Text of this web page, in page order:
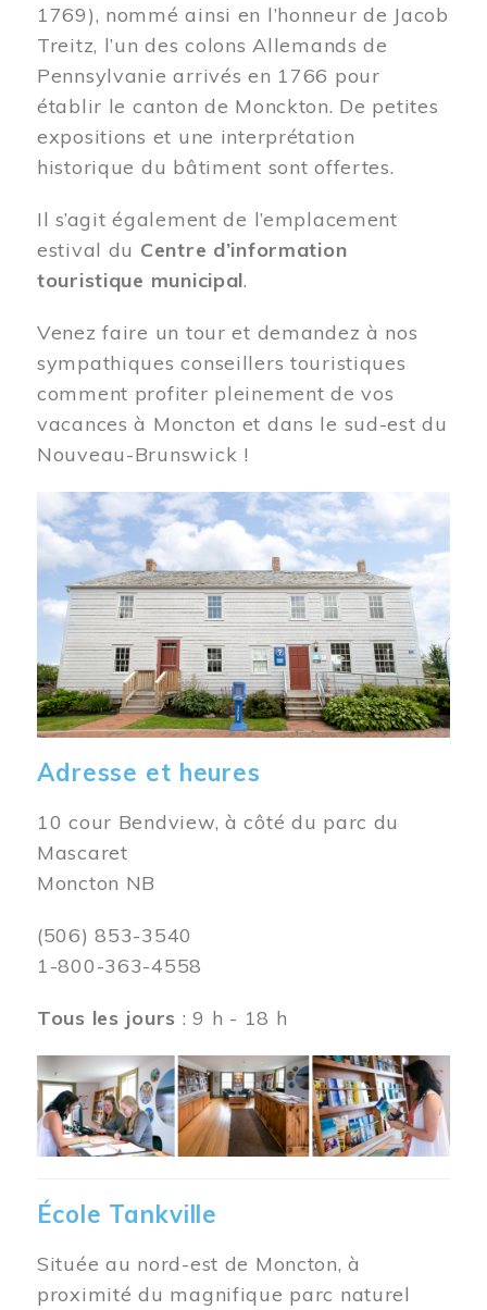
1769), nommé ainsi en l’honneur de Jacob
Treitz, l’un des colons Allemands de
Pennsylvanie arrivés en 1766 pour
établir le canton de Monckton. De petites
expositions et une interprétation
historique du bâtiment sont offertes.
Il s’agit également de l’emplacement
estival du Centre d’information
touristique municipal.
Venez faire un tour et demandez à nos
sympathiques conseillers touristiques
comment profiter pleinement de vos
vacances à Moncton et dans le sud-est du
Nouveau-Brunswick !
Image
Adresse et heures
10 cour Bendview, à côté du parc du
Mascaret
Moncton NB
(506) 853-3540
1-800-363-4558
Tous les jours : 9 h - 18 h
Image
École Tankville
Située au nord-est de Moncton, à
proximité du magnifique parc naturel